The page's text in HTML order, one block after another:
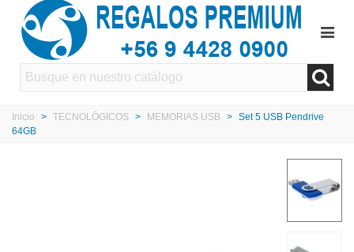
Inicio > TECNOLÓGICOS > MEMORIAS USB > Set 5 USB Pendrive
64GB